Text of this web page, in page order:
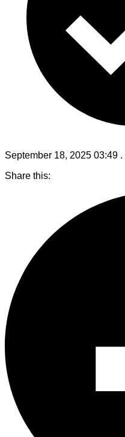
September 18, 2025 03:49 .
Share this: